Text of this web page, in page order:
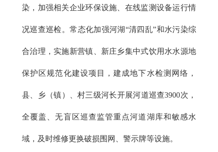
染，加强相关企业环保设施、在线监测设备运行情
况巡查巡检。常态化加强河湖“清四乱”和水污染综
合治理，实施新营镇、新庄乡集中式饮用水水源地
保护区规范化建设项目，建成地下水检测网络，
县、乡（镇）、村三级河长开展河道巡查3900次，
全覆盖、无盲区巡查监管重点河道湖库和敏感水
域，及时维修更换破损围网、警示牌等设施。